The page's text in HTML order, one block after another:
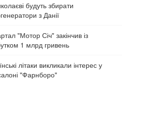
будуть збирати
з Данії
"Мотор Січ" закінчив із
1 млрд гривень
літаки викликали інтерес у
"Фарнборо"